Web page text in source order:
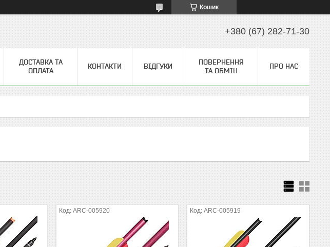
Кошик
+380 (67) 282-71-30
ДОСТАВКА ТА
ОПЛАТА
КОНТАКТИ ВІДГУКИ
ПОВЕРНЕННЯ
ТА ОБМІН
ПРО НАС
ARC-005920 ARC-005919